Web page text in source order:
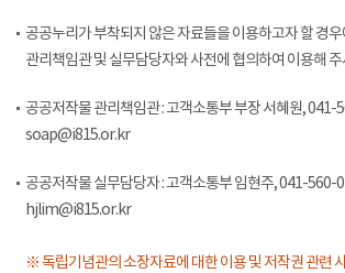
공공누리가 부착되지 않은 자료들을 이용하고자 할 경
관리책임관 및 실무담당자와 사전에 협의하여 이용해
공공저작물 관리책임관 : 고객소통부 부장 서혜원, 041-
soap@i815.or.kr
공공저작물 실무담당자 : 고객소통부 임현주, 041-560-
hjlim@i815.or.kr
※ 독립기념관의 소장자료에 대한 이용 및 저작권 관련